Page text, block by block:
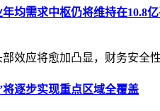
均需求中枢仍将维持在10.8
效应将愈加凸显，财务安全
逐步实现重点区域全覆盖